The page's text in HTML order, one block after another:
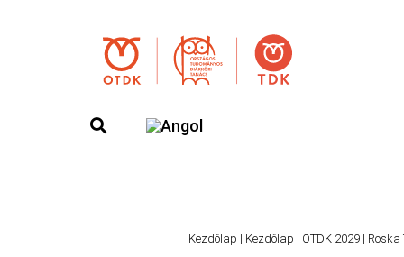
Kezdőlap | Kezdőlap | OTDK 2029 | Roska